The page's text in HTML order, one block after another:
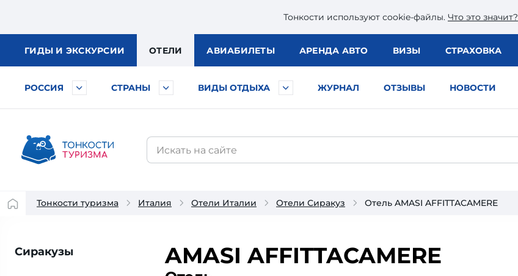
Тонкости используют сookie-файлы. Что это значит?
ГИДЫ И ЭКСКУРСИИ ОТЕЛИ АВИАБИЛЕТЫ АРЕНДА АВТО ВИЗЫ СТРАХОВКА
РОССИЯ СТРАНЫ ВИДЫ ОТДЫХА ЖУРНАЛ ОТЗЫВЫ НОВОСТИ
Тонкости туризма Италия Отели Италии Отели Сиракуз Отель AMASI AFFITTACAMERE
Сиракузы AMASI AFFITTACAMERE